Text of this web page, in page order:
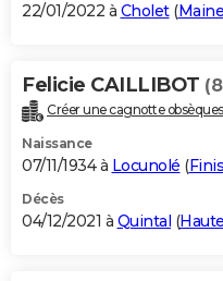
22/01/2022 à Cholet(
Felicie CAILLIBOT
Créer une cagnotte obsèques
Naissance
07/11/1934 à Locunolé (
Décès
04/12/2021 à Quintal (